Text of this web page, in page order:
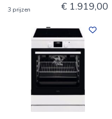
3 prijzen € 1.919,00